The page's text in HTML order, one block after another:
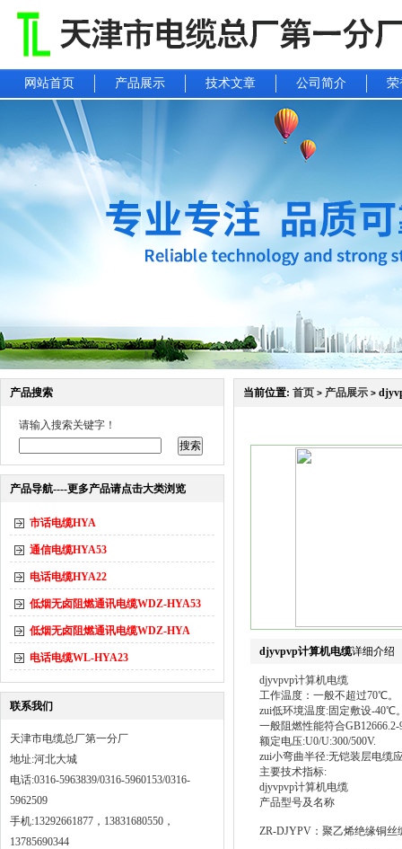
网站首页 产品展示 技术文章 公司简介 荣
产品搜索
请输入搜索关键字！
产品导航----更多产品请点击大类浏览
市话电缆HYA
通信电缆HYA53
电话电缆HYA22
低烟无卤阻燃通讯电缆WDZ-HYA53
低烟无卤阻燃通讯电缆WDZ-HYA
电话电缆WL-HYA23
联系我们
天津市电缆总厂第一分厂
地址:河北大城
电话:0316-5963839/0316-5960153/0316-
5962509
手机:13292661877，13831680550，
13785690344
当前位置: 首页 > 产品展示 >
djyvpvp计算机电缆详细介绍
djyvpvp计算机电缆
工作温度：一般不超过70℃。
zui低环境温度:固定敷设-40℃
一般阻燃性能符合
额定电压:U0/U:300/500V.
zui小弯曲半径:无铠装层电缆
主要技术指标:
djyvpvp计算机电缆
产品型号及名称
ZR-DJYPV：聚乙烯绝缘铜